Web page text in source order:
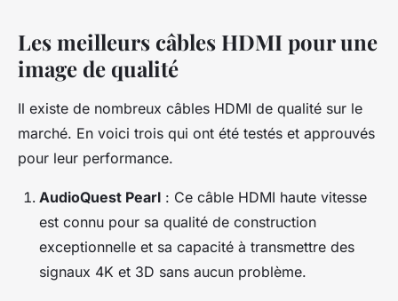
Les meilleurs câbles HDMI pour une
image de qualité
Il existe de nombreux câbles HDMI de qualité sur le
marché. En voici trois qui ont été testés et approuvés
pour leur performance.
AudioQuest Pearl : Ce câble HDMI haute vitesse
est connu pour sa qualité de construction
exceptionnelle et sa capacité à transmettre des
signaux 4K et 3D sans aucun problème.